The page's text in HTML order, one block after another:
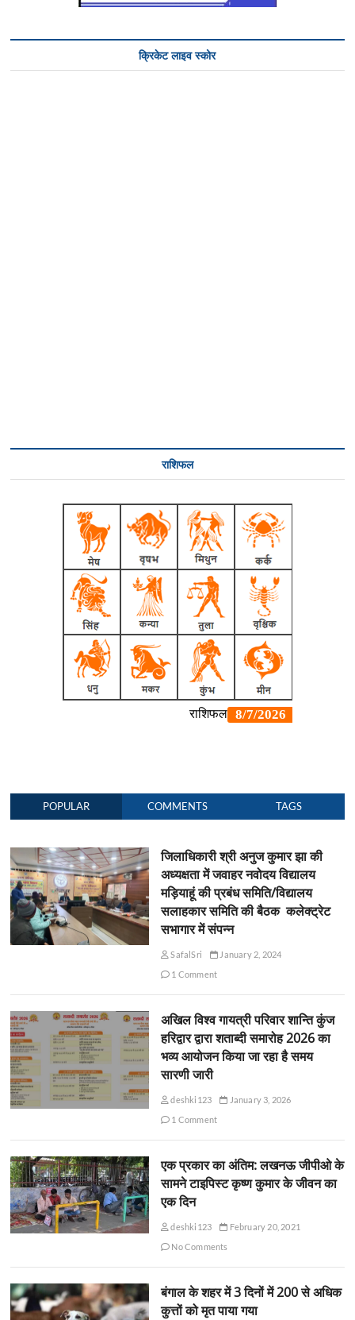
क्रिकेट लाइव स्कोर
राशिफल
POPULAR COMMENTS TAGS
जिलाधिकारी श्री अनुज कुमार झा की
अध्यक्षता में जवाहर नवोदय विद्यालय
मड़ियाहूं की प्रबंध समिति/विद्यालय
सलाहकार समिति की बैठक कलेक्ट्रेट
सभागार में संपन्न
SafalSri
January 2, 2024
1 Comment
अखिल विश्व गायत्री परिवार शान्ति कुंज
हरिद्वार द्वारा शताब्दी समारोह 2026 का
भव्य आयोजन किया जा रहा है समय
सारणी जारी
deshki123
January 3, 2026
1 Comment
एक प्रकार का अंतिम: लखनऊ जीपीओ के
सामने टाइपिस्ट कृष्ण कुमार के जीवन का
एक दिन
deshki123
February 20, 2021
No Comments
बंगाल के शहर में 3 दिनों में 200 से अधिक
कुत्तों को मृत पाया गया